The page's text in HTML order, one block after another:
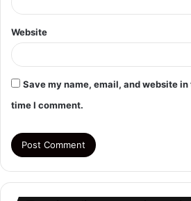
Website
Save my name, email, and website
time I comment.